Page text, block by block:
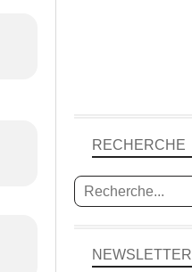
NEWSLETTER
RECHERCHE